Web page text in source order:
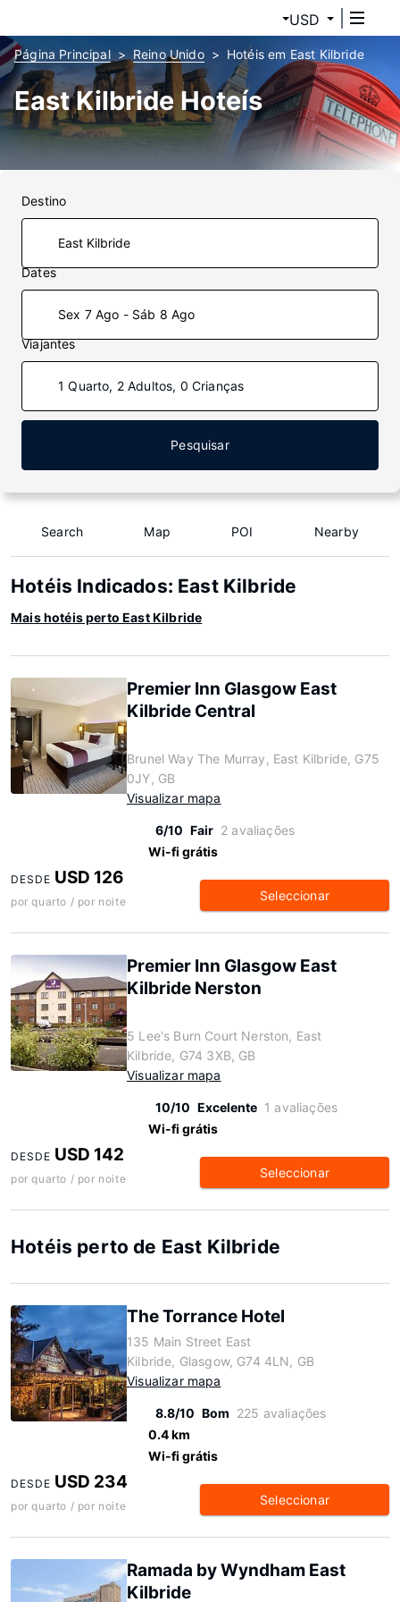
USD
Página Principal Reino Unido Hotéis em East Kilbride
East Kilbride Hoteís
Destino
Dates
Sex 7 Ago - Sáb 8 Ago
Viajantes
1 Quarto, 2 Adultos, 0 Crianças
Pesquisar
Search Map POI Nearby
Hotéis Indicados: East Kilbride
Mais hotéis perto East Kilbride
Premier Inn Glasgow East
Kilbride Central
Brunel Way The Murray, East Kilbride, G75
0JY, GB
Visualizar mapa
6/10 Fair 2 avaliações
Wi-fi grátis
DESDE USD 126
por quarto / por noite Seleccionar
Premier Inn Glasgow East
Kilbride Nerston
5 Lee's Burn Court Nerston, East
Kilbride, G74 3XB, GB
Visualizar mapa
10/10 Excelente 1 avaliações
Wi-fi grátis
DESDE USD 142
por quarto / por noite Seleccionar
Hotéis perto de East Kilbride
The Torrance Hotel
135 Main Street East
Kilbride, Glasgow, G74 4LN, GB
Visualizar mapa
8.8/10 Bom 225 avaliações
0.4 km
Wi-fi grátis
DESDE USD 234
por quarto / por noite Seleccionar
Ramada by Wyndham East
Kilbride